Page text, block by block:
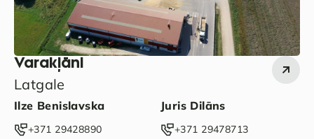
Varakļāni
Latgale
Ilze Benislavska
‭+371 29428890‬
Juris Dilāns
‭+371 29478713‬